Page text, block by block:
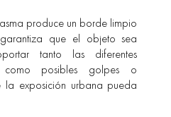
produce un borde limpio
que el objeto sea
tanto las diferentes
como posibles golpes o
la exposición urbana pueda